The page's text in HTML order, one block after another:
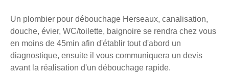
Un plombier pour débouchage Herseaux, canalisation,
douche, évier, WC/toilette, baignoire se rendra chez vous
en moins de 45min afin d'établir tout d'abord un
diagnostique, ensuite il vous communiquera un devis
avant la réalisation d'un débouchage rapide.